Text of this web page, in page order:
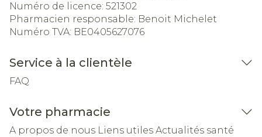
Numéro de licence: 521302
Pharmacien responsable: Benoit Michelet
Numéro TVA: BE0405627076
Service à la clientèle
FAQ
Votre pharmacie
A propos de nous Liens utiles Actualités santé